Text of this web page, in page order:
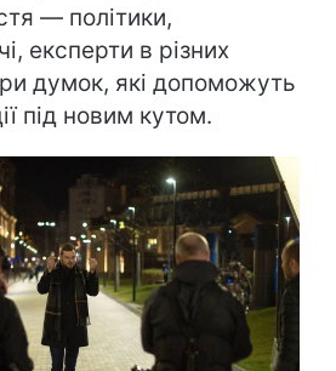
— політики,
експерти в різних
думок, які допоможуть
під новим кутом.